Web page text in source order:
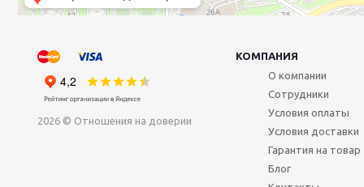
2026 © Отношения на доверии
КОМПАНИЯ
О компании
Сотрудники
Условия оплаты
Условия доставки
Гарантия на товар
Блог